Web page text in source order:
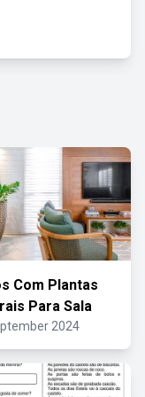
Com Plantas
Para Sala
2024